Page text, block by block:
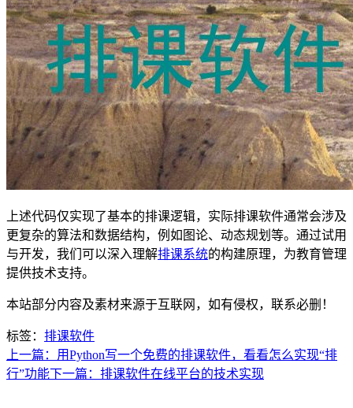
上述代码仅实现了基本的排课逻辑，实际排课软件通常会涉及
更复杂的算法和数据结构，例如图论、动态规划等。通过试用
与开发，我们可以深入理解排课系统的构建原理，为教育管理
提供技术支持。
本站部分内容及素材来源于互联网，如有侵权，联系必删！
标签： 排课软件
上一篇：用Python写一个免费的排课软件，看看怎么实现“排
行”功能下一篇：排课软件在线平台的技术实现